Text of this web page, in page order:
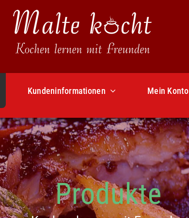
Kundeninformationen Mein Konto
Produkte